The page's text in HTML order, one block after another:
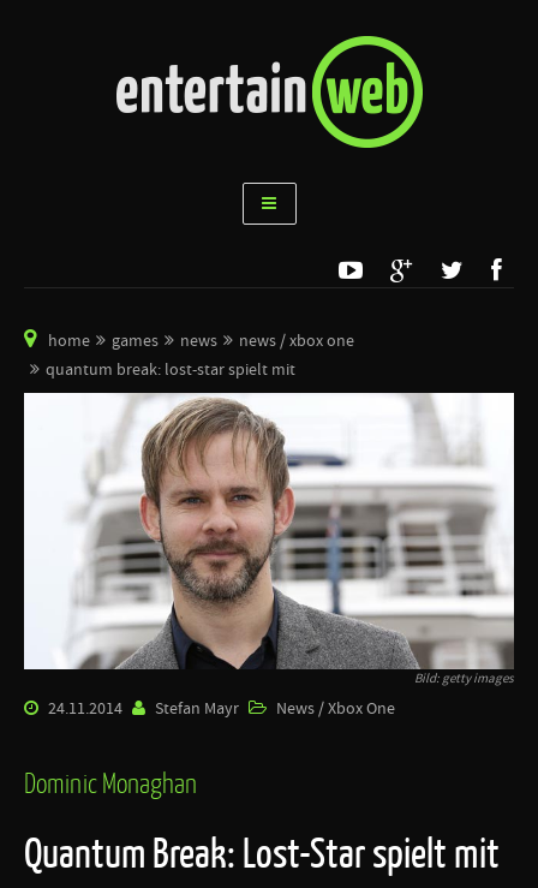
home games news
news / xbox one
quantum break: lost-star spielt mit
Bild: getty images
24.11.2014 Stefan Mayr News / Xbox One
Dominic Monaghan
Quantum Break: Lost-Star spielt mit